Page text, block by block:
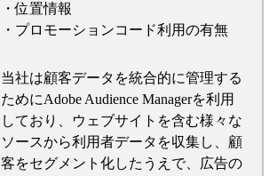
・位置情報
・プロモーションコード利用の有無
当社は顧客データを統合的に管理する
ためにAdobe Audience Managerを利用
しており、ウェブサイトを含む様々な
ソースから利用者データを収集し、顧
客をセグメント化したうえで、広告の